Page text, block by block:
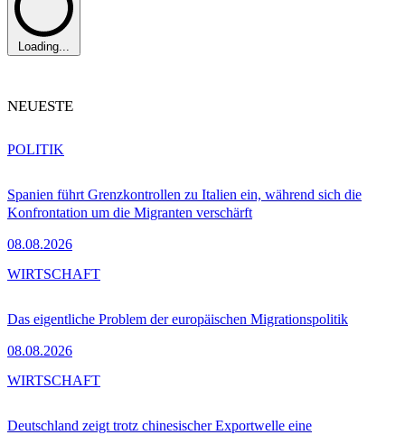
Loading...
NEUESTE
Spanien führt Grenzkontrollen zu Italien ein, während sich die
Konfrontation um die Migranten verschärft
08.08.2026
POLITIK
Das eigentliche Problem der europäischen Migrationspolitik
08.08.2026
WIRTSCHAFT
Deutschland zeigt trotz chinesischer Exportwelle eine
WIRTSCHAFT